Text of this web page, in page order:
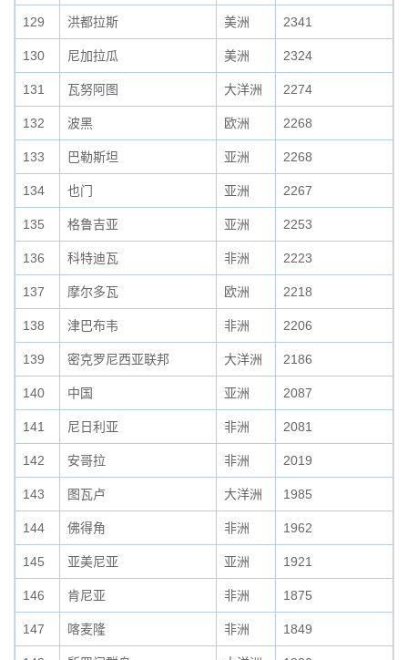
129 洪都拉斯 美洲 2341
130 尼加拉瓜 美洲 2324
131 瓦努阿图 大洋洲 2274
132 波黑 欧洲 2268
133 巴勒斯坦 亚洲 2268
134 也门 亚洲 2267
135 格鲁吉亚 亚洲 2253
136 科特迪瓦 非洲 2223
137 摩尔多瓦 欧洲 2218
138 津巴布韦 非洲 2206
139 密克罗尼西亚联邦 大洋洲 2186
140 中国 亚洲 2087
141 尼日利亚 非洲 2081
142 安哥拉 非洲 2019
143 图瓦卢 大洋洲 1985
144 佛得角 非洲 1962
145 亚美尼亚 亚洲 1921
146 肯尼亚 非洲 1875
147 喀麦隆 非洲 1849